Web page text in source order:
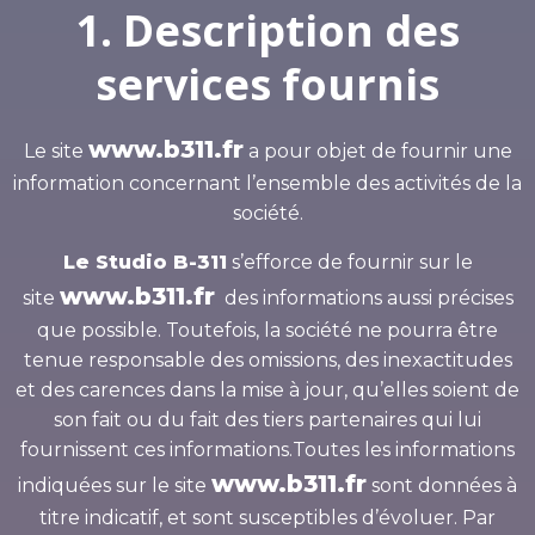
1. Description des
services fournis
Le site www.b311.fra pour objet de fournir une
information concernant l’ensemble des activités de la
société.
Le Studio B-311 s’efforce de fournir sur le
site www.b311.fr des informations aussi précises
que possible. Toutefois, la société ne pourra être
tenue responsable des omissions, des inexactitudes
et des carences dans la mise à jour, qu’elles soient de
son fait ou du fait des tiers partenaires qui lui
fournissent ces informations.Toutes les informations
indiquées sur le site www.b311.fr sont données à
titre indicatif, et sont susceptibles d’évoluer. Par